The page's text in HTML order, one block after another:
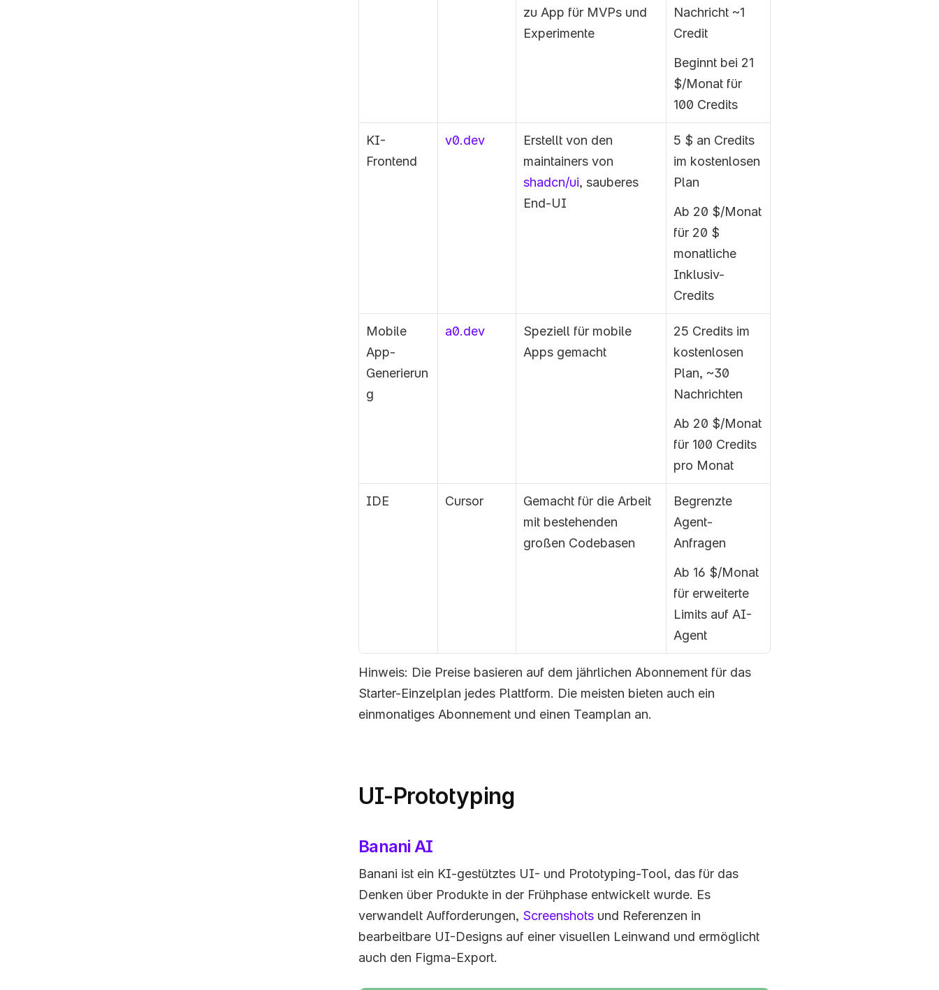
zu App für MVPs und
Experimente
Nachricht ~1
Credit
Beginnt bei 21
$/Monat für
100 Credits
KI-
Frontend
v0.dev
Erstellt von den
shadcn/ui, sauberes
End-UI
5 $ an Credits
im kostenlosen
Plan
Ab 20 $/Monat
für 20 $
monatliche
Inklusiv-
Credits
Mobile
App-
Generierun
g
a0.dev
Speziell für mobile
Apps gemacht
25 Credits im
kostenlosen
Plan, ~30
Nachrichten
Ab 20 $/Monat
für 100 Credits
pro Monat
IDE Cursor
Gemacht für die Arbeit
mit bestehenden
großen Codebasen
Begrenzte
Agent-
Anfragen
Ab 16 $/Monat
für erweiterte
Limits auf AI-
Agent
Hinweis: Die Preise basieren auf dem jährlichen Abonnement für das
Starter-Einzelplan jedes Plattform. Die meisten bieten auch ein
einmonatiges Abonnement und einen Teamplan an.
UI-Prototyping
Banani AI
Banani ist ein KI-gestütztes UI- und Prototyping-Tool, das für das
Denken über Produkte in der Frühphase entwickelt wurde. Es
verwandelt Aufforderungen, Screenshots und Referenzen in
bearbeitbare UI-Designs auf einer visuellen Leinwand und ermöglicht
auch den Figma-Export.